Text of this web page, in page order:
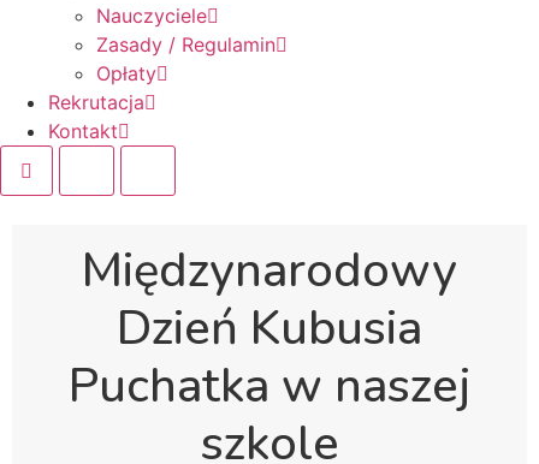
Nauczyciele
Zasady / Regulamin
Opłaty
Rekrutacja
Kontakt
Międzynarodowy
Dzień Kubusia
Puchatka w naszej
szkole